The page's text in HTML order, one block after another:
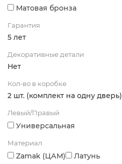
Матовая бронза
Гарантия
5 лет
Декоративные детали
Нет
Кол-во в коробке
2 шт. (комплект на одну дверь)
Левый/Правый
Универсальная
Материал
Zamak (ЦАМ) Латунь